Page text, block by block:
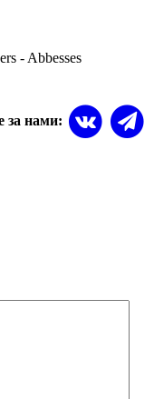
- Abbesses
за нами: